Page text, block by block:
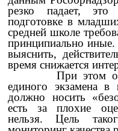
резко падает,
подготовке в
средней школе
принципиально
выяснить,
время снижается
При этом он
единого экзамена в
должно носить
есть за плохие
нельзя. Цель